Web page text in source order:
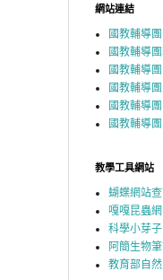
網站連結
國教輔導
國教輔導
國教輔導
國教輔導
國教輔導
國教輔導
教學工具網站
蝴蝶網站
嘎嘎昆蟲網
科學小芽子
阿簡生物
教育部自